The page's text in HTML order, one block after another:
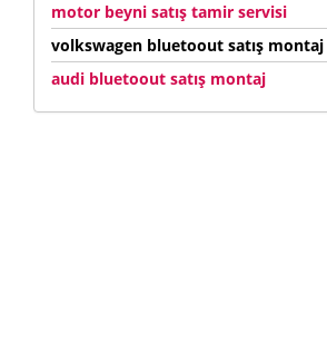
motor beyni satış tamir servisi
volkswagen bluetoout satış montaj
audi bluetoout satış montaj